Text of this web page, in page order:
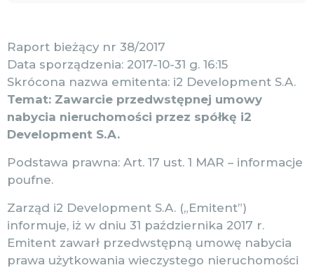
Raport bieżący nr 38/2017
Data sporządzenia: 2017-10-31 g. 16:15
Skrócona nazwa emitenta: i2 Development S.A.
Temat: Zawarcie przedwstępnej umowy
nabycia nieruchomości przez spółkę i2
Development S.A.
Podstawa prawna: Art. 17 ust. 1 MAR – informacje
poufne.
Zarząd i2 Development S.A. („Emitent”)
informuje, iż w dniu 31 października 2017 r.
Emitent zawarł przedwstępną umowę nabycia
prawa użytkowania wieczystego nieruchomości